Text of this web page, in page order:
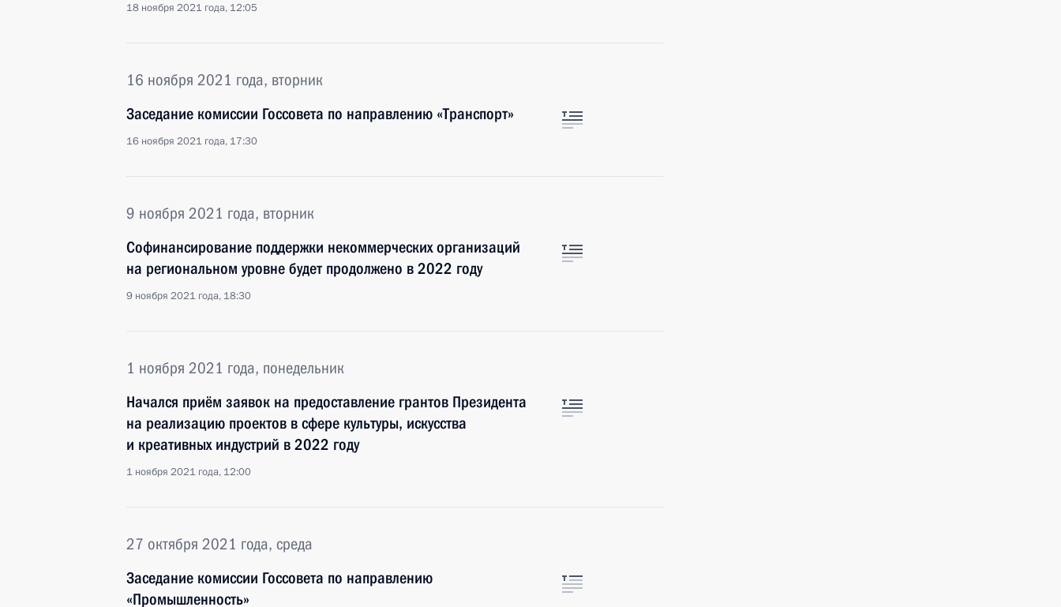
18 ноября 2021 года, 12:05
16 ноября 2021 года, вторник
Заседание комиссии Госсовета по направлению «Транспорт»
16 ноября 2021 года, 17:30
9 ноября 2021 года, вторник
Софинансирование поддержки некоммерческих организаций
на региональном уровне будет продолжено в 2022 году
9 ноября 2021 года, 18:30
1 ноября 2021 года, понедельник
Начался приём заявок на предоставление грантов Президента
на реализацию проектов в сфере культуры, искусства
и креативных индустрий в 2022 году
1 ноября 2021 года, 12:00
27 октября 2021 года, среда
Заседание комиссии Госсовета по направлению
«Промышленность»